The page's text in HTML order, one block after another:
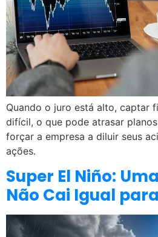
Quando o juro está alto, captar
difícil, o que pode atrasar
forçar a empresa a diluir seus
ações.
Super El Niño:
Não Cai Igual